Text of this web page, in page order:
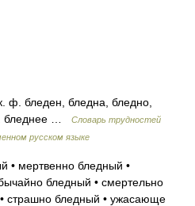
ф. бледен, бледна, бледно,
бледнее …
Словарь трудностей
русском языке
• мертвенно бледный •
бледный • смертельно
страшно бледный • ужасающе